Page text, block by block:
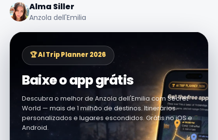
Alma Siller
Anzola dell'Emilia
🏆 AI Trip Planner 2026
Baixe o app grátis
Descubra o melhor de Anzola dell'Emilia com Secret
World — mais de 1 milhão de destinos. Itinerários
personalizados e lugares escondidos. Grátis no iOS e
Android.